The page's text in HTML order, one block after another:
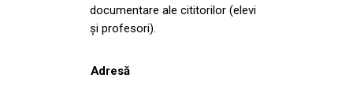
documentare ale cititorilor (elevi
și profesori).
Adresă